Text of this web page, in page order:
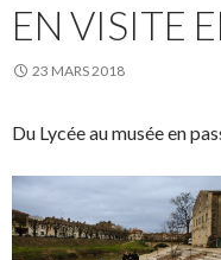
EN VISITE
23 MARS 2018
Du Lycée au musée en